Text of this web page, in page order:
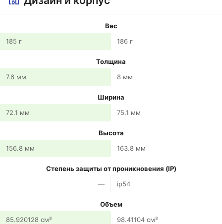
Вес
185 г
186 г
Толщина
7.6 мм
8 мм
Ширина
72.1 мм
75.1 мм
Высота
156.8 мм
163.8 мм
Степень защиты от проникновения (IP)
—
ip54
Объем
85.920128 см³
98.41104 см³